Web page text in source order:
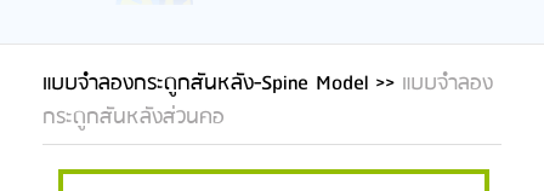
แบบจำลองกระดูกสันหลัง-Spine Model>> แบบจำลอง
กระดูกสันหลังส่วนคอ